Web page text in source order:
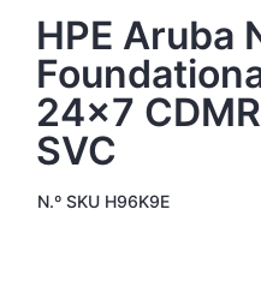
HPE Aruba
24x7
SVC
N.º SKU H96K9E